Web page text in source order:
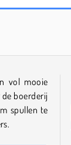
vol mooie
boerderij
spullen te